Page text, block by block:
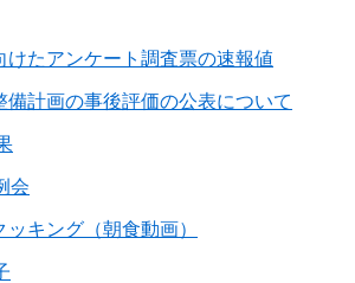
たアンケート調査票の速報値
計画の事後評価の公表について
会
キング（朝食動画）